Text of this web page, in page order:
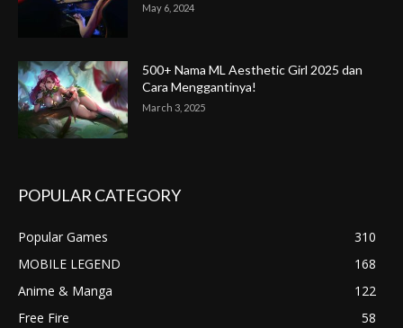
May 6, 2024
500+ Nama ML Aesthetic Girl 2025 dan
Cara Menggantinya!
March 3, 2025
POPULAR CATEGORY
Popular Games
310
MOBILE LEGEND
168
Anime & Manga
122
Free Fire
58